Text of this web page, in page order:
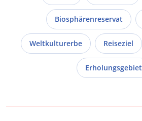
Biosphärenreservat
Weltkulturerbe Reiseziel
Erholungsgebiet